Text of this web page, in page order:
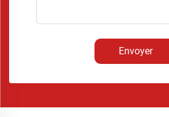
Envoyer